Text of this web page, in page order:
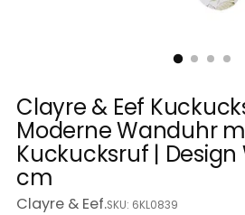
Clayre & Eef
Moderne Wanduhr
Kuckucksruf |
cm
Clayre & Eef.SKU: 6KL0839